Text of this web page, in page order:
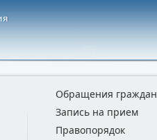
Обращения граждан
Запись на прием
Правопорядок